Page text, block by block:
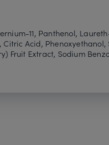
11, Panthenol,
Acid,
Fruit Extract, Sodium